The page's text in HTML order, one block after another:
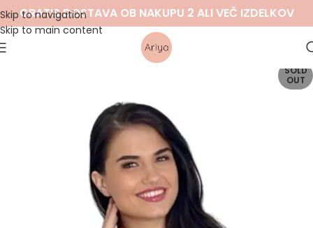
Skip to navigation
Skip to main content
GRATIS DOSTAVA OB NAKUPU 2 ALI VEČ IZDELKOV
SOLD
OUT